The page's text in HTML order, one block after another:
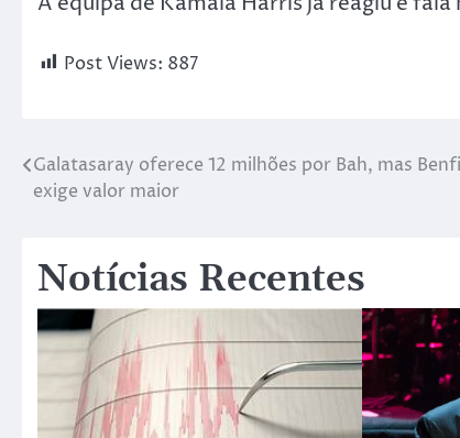
Post Views: 887
Galatasaray oferece 12 milhões por Bah, mas
exige valor maior
Notícias Recentes